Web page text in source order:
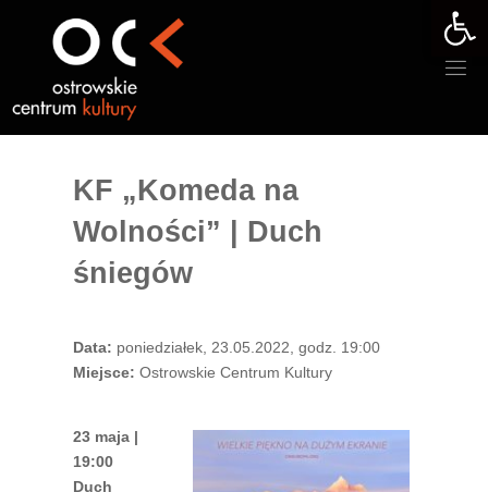
KF „Komeda na
Wolności” | Duch
śniegów
Data: poniedziałek, 23.05.2022, godz. 19:00
Miejsce: Ostrowskie Centrum Kultury
23 maja |
19:00
Duch